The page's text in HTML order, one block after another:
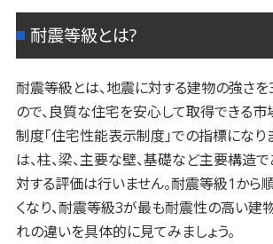
耐震等級とは?
耐震等級とは、地震に対する建物の強さ
ので、良質な住宅を安心して取得できる市
制度「住宅性能表示制度」での指標になり
は、柱、梁、主要な壁、基礎など主要構造
対する評価は行いません。耐震等級1から
くなり、耐震等級3が最も耐震性の高い建
れの違いを具体的に見てみましょう。